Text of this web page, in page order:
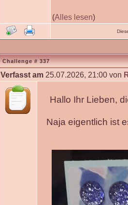
(Alles lesen)
Challenge # 337
Verfasst am 25.07.2026, 21:00 von
Hallo Ihr Lieben,
Naja eigentlich ist